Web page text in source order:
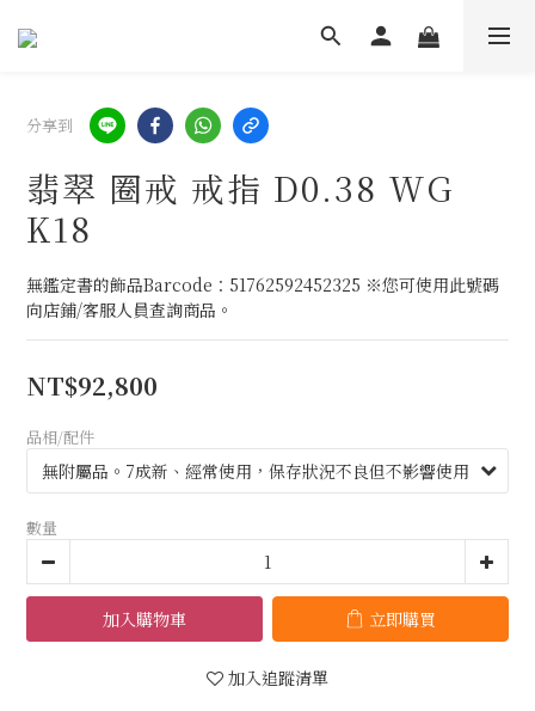
分享到
翡翠 圈戒 戒指 D0.38 WG
K18
無鑑定書的飾品Barcode：51762592452325 ※您可使用此號碼
向店鋪/客服人員查詢商品。
NT$92,800
品相/配件
數量
加入購物車 立即購買
加入追蹤清單